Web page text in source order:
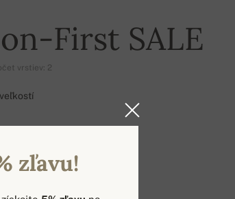
First SALE
vrstiev: 2
zľavu!